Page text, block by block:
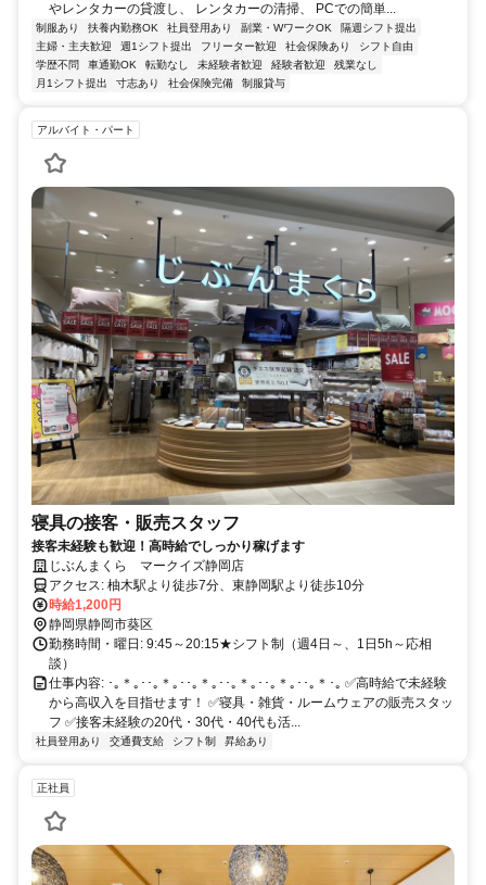
やレンタカーの貸渡し、 レンタカーの清掃、 PCでの簡単...
制服あり 扶養内勤務OK 社員登用あり 副業・WワークOK
隔週シフト提出
主婦・主夫歓迎
週1シフト提出 フリーター歓迎 社会保険あり
シフト自由
学歴不問
車通勤OK 転勤なし 未経験者歓迎 経験者歓迎
残業なし
月1シフト提出
寸志あり 社会保険完備 制服貸与
アルバイト・パート
寝具の接客・販売スタッフ
接客未経験も歓迎！高時給でしっかり稼げます
じぶんまくら マークイズ静岡店
アクセス: 柚木駅より徒歩7分、東静岡駅より徒歩10分
時給1,200円
静岡県静岡市葵区
勤務時間・曜日: 9:45～20:15★シフト制（週4日～、1日5h～応相
談）
仕事内容: ･｡＊｡･･｡＊｡･･｡＊｡･･｡＊｡･･｡＊｡･･｡＊･｡ ✅高時給で未経験
から高収入を目指せます！ ✅寝具・雑貨・ルームウェアの販売スタッ
フ ✅接客未経験の20代・30代・40代も活...
社員登用あり 交通費支給 シフト制 昇給あり
正社員